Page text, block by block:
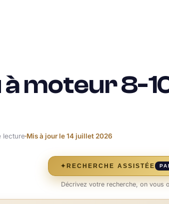
moteur 8-
lecture Mis à jour le14 juillet 2026
✦ RECHERCHE ASSISTÉE
Décrivez votre recherche, on vous